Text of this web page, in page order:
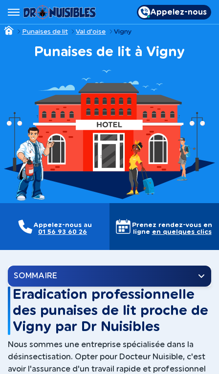
Appelez-nous
Punaises de lit Val d'oise Vigny
Punaises de lit à Vigny
Appelez-nous au
01 56 93 60 26
Prenez rendez-vous en
ligne en quelques clics
SOMMAIRE
Eradication professionnelle
des punaises de lit proche de
Vigny par Dr Nuisibles
Nous sommes une entreprise spécialisée dans la
désinsectisation. Opter pour Docteur Nuisible, c'est
avoir l'assurance d'un travail rapide et professionnel